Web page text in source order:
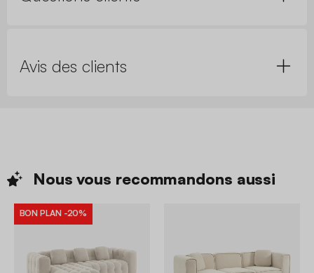
Avis des clients
Nous vous recommandons aussi
BON PLAN -20%